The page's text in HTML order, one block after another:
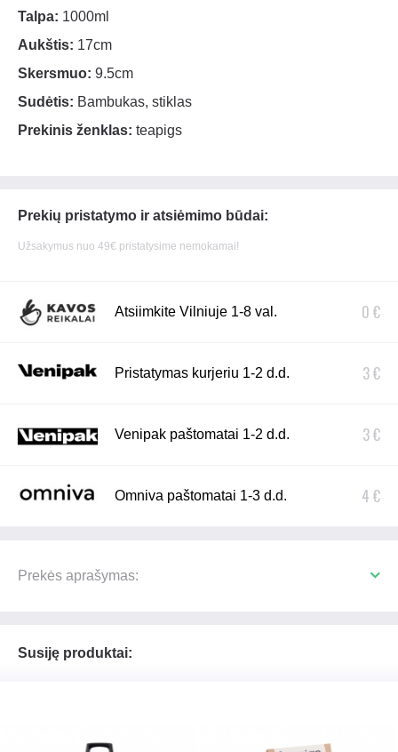
Talpa: 1000ml
Aukštis: 17cm
Skersmuo: 9.5cm
Sudėtis: Bambukas, stiklas
Prekinis ženklas: teapigs
Prekių pristatymo ir atsiėmimo būdai:
Užsakymus nuo 49€ pristatysime nemokamai!
Atsiimkite Vilniuje 1-8 val. 0 €
Pristatymas kurjeriu 1-2 d.d. 3 €
Venipak paštomatai 1-2 d.d. 3 €
Omniva paštomatai 1-3 d.d. 4 €
Prekės aprašymas:
Susiję produktai: